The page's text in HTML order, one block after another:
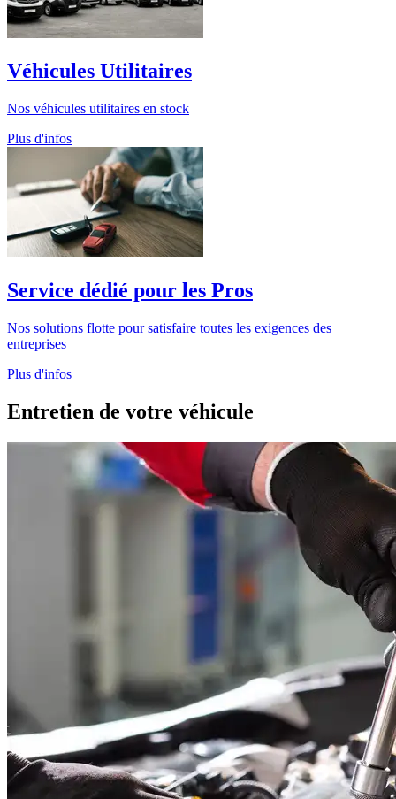
Véhicules Utilitaires
Nos véhicules utilitaires en stock
Plus d'infos
Service dédié pour les Pros
Nos solutions flotte pour satisfaire toutes les exigences des
entreprises
Plus d'infos
Entretien de votre véhicule